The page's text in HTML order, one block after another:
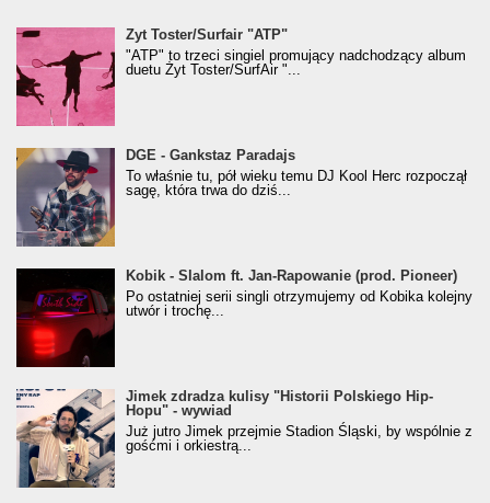
Żyt Toster/SurfAir - ATP VIDEO
Żyt Toster/Surfair "ATP"
"ATP" to trzeci singiel promujący nadchodzący album
duetu Żyt Toster/SurfAir "...
donGURALesko z nagrodą za
Klasyczny/Trueschoolowy Album Roku
(Popkillery 2023)
DGE - Gankstaz Paradajs
To właśnie tu, pół wieku temu DJ Kool Herc rozpoczął
sagę, która trwa do dziś...
Kobik - Slalom ft. Jan-Rapowanie (prod. Pioneer)
[Official Music Visualiser]
Kobik - Slalom ft. Jan-Rapowanie (prod. Pioneer)
Po ostatniej serii singli otrzymujemy od Kobika kolejny
utwór i trochę...
Jimek zdradza kulisy "Historii Polskiego Hip-
Hopu" - wywiad
Jimek zdradza kulisy "Historii Polskiego Hip-
Hopu" - wywiad
Już jutro Jimek przejmie Stadion Śląski, by wspólnie z
gośćmi i orkiestrą...